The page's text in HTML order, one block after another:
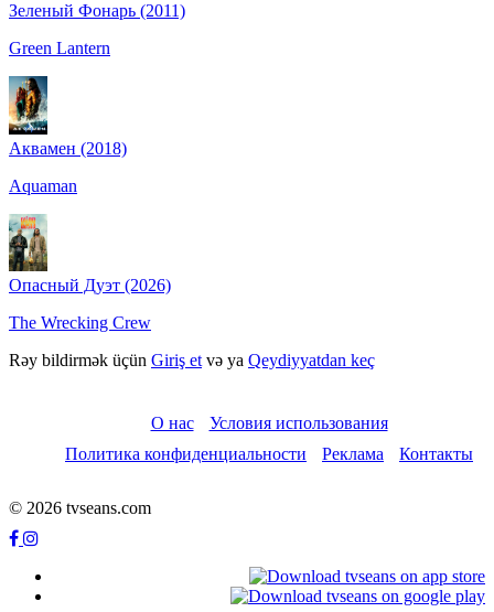
Зеленый Фонарь (2011)
Green Lantern
Аквамен (2018)
Aquaman
Опасный Дуэт (2026)
The Wrecking Crew
Rəy bildirmək üçün Giriş et və ya Qeydiyyatdan keç
О нас
Условия использования
Политика конфиденциальности
Реклама Контакты
© 2026 tvseans.com